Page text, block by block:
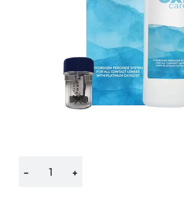
− +